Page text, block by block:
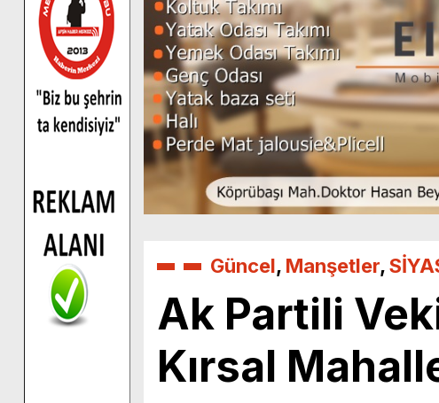
Güncel, Manşetler,
Ak Partili
Kırsal